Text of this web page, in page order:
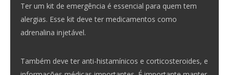
Ter um kit de emergência é essencial para quem tem
alergias. Esse kit deve ter medicamentos como
adrenalina injetável.
Também deve ter anti-histamínicos e corticosteroides, e